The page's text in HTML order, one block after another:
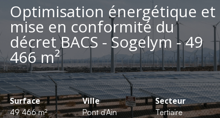
Optimisation énergétique et
mise en conformité du
décret BACS - Sogelym - 49
466 m²
Surface
49 466 m²
Ville
Pont d'Ain
Secteur
Tertiaire